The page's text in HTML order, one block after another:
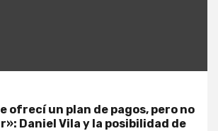
ofrecí un plan de pagos, pero no
Daniel Vila y la posibilidad de